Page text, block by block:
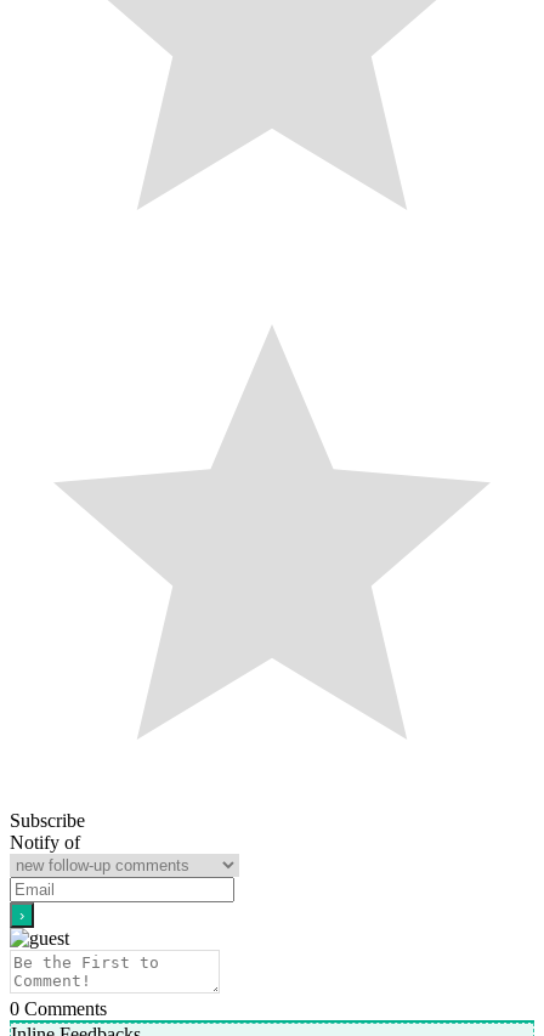
Subscribe
Notify of
0 Comments